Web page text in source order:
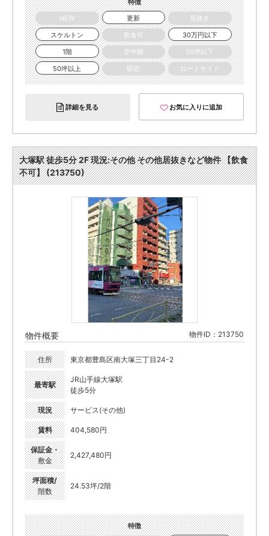
特徴
NEW
更新
居抜き
スケルトン
飲食可
30万円以下
1階
空中階
20坪以下
50坪以上
駅近 ロードサイド
詳細を見る お気に入りに追加
大塚駅 徒歩5分 2F 現況:その他 その他居抜きなど物件 【飲食
不可】 (213750)
物件概要 物件ID：213750
住所 東京都豊島区南大塚三丁目24-2
最寄駅
JR山手線大塚駅
徒歩5分
現況 サービス(その他)
賃料 404,580円
保証金・
敷金
2,427,480円
坪面積/
階数
24.53坪/2階
特徴